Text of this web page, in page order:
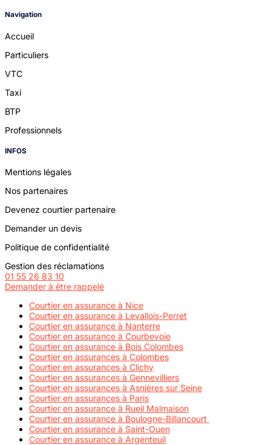
Navigation
Accueil
Particuliers
VTC
Taxi
BTP
Professionnels
INFOS
Mentions légales
Nos partenaires
Devenez courtier partenaire
Demander un devis
Politique de confidentialité
Gestion des réclamations
01 55 26 83 10
Demander à être rappelé
Courtier en assurance à Nice
Courtier en assurance à Levallois-Perret
Courtier en assurance à Nanterre
Courtier en assurance à Courbevoie
Courtier en assurance à Bois Colombes
Courtier en assurances à Colombes
Courtier en assurances à Clichy
Courtier en assurances à Gennevilliers
Courtier en assurances à Asnières sur Seine
Courtier en assurances à Paris
Courtier en assurance à Rueil Malmaison
Courtier en assurance à Boulogne-Billancourt
Courtier en assurance à Saint-Ouen
Courtier en assurance à Argenteuil